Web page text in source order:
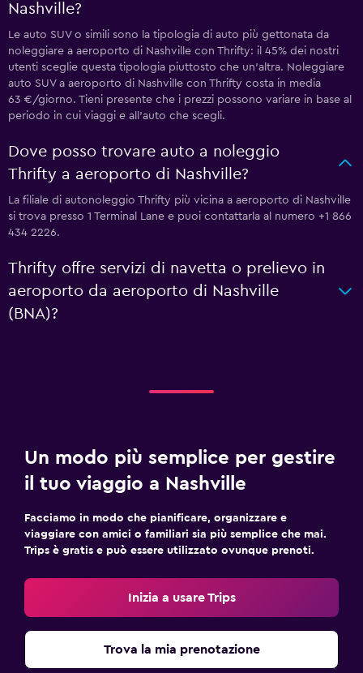
Nashville?
Le auto SUV o simili sono la tipologia di auto più gettonata da
noleggiare a aeroporto di Nashville con Thrifty: il 45% dei nostri
utenti sceglie questa tipologia piuttosto che un'altra. Noleggiare
auto SUV a aeroporto di Nashville con Thrifty costa in media
63 €/giorno. Tieni presente che i prezzi possono variare in base al
periodo in cui viaggi e all'auto che scegli.
Dove posso trovare auto a noleggio
Thrifty a aeroporto di Nashville?
La filiale di autonoleggio Thrifty più vicina a aeroporto di Nashville
si trova presso 1 Terminal Lane e puoi contattarla al numero +1 866
434 2226.
Thrifty offre servizi di navetta o prelievo in
aeroporto da aeroporto di Nashville
(BNA)?
Un modo più semplice per gestire
il tuo viaggio a Nashville
Facciamo in modo che pianificare, organizzare e
viaggiare con amici o familiari sia più semplice che mai.
Trips è gratis e può essere utilizzato ovunque prenoti.
Inizia a usare Trips
Trova la mia prenotazione